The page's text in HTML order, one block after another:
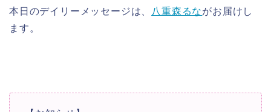
本日のデイリーメッセージは、
八重森るながお届けし
ます。